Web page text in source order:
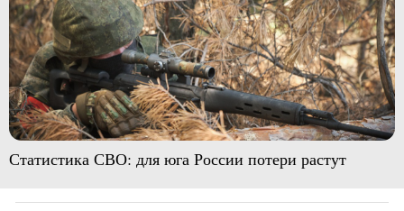
Статистика СВО: для юга России потери растут